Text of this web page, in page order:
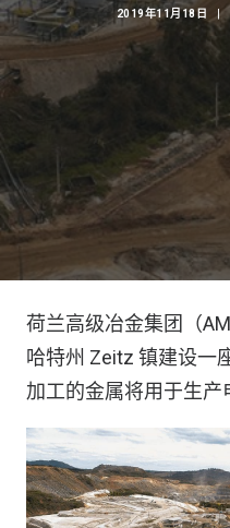
2019年11月18日 |
荷兰高级冶金集团（
哈特州 Zeitz 镇建设一
加工的金属将用于生产